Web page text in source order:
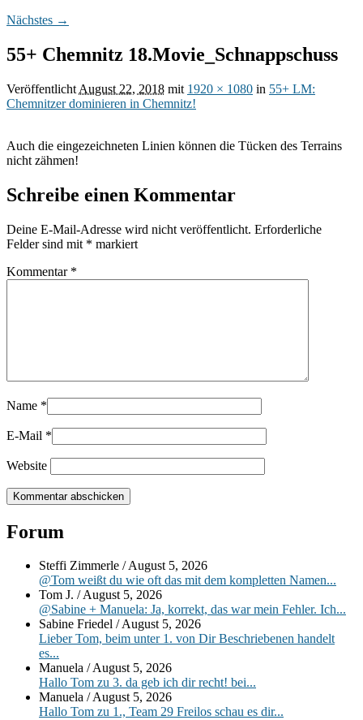
Bilder-
Nächstes →
55+ Chemnitz 18.Movie_Schnappschuss
Veröffentlicht August 22, 2018 mit 1920 × 1080 in 55+ LM:
Chemnitzer dominieren in Chemnitz!
Auch die eingezeichneten Linien können die Tücken des Terrains
nicht zähmen!
Schreibe einen Kommentar
Deine E-Mail-Adresse wird nicht veröffentlicht. Erforderliche
Felder sind mit * markiert
Kommentar *
Name *
E-Mail *
Website
Primärer
Widgetbereich
Forum
Steffi Zimmerle /August 5, 2026
@Tom weißt du wie oft das mit dem kompletten Namen...
Tom J. /August 5, 2026
@Sabine + Manuela: Ja, korrekt, das war mein Fehler. Ich...
Sabine Friedel /August 5, 2026
Lieber Tom, beim unter 1. von Dir Beschriebenen handelt
es...
Manuela /August 5, 2026
Hallo Tom zu 3. da geb ich dir recht! bei...
Manuela /August 5, 2026
Hallo Tom zu 1., Team 29 Freilos schau es dir...